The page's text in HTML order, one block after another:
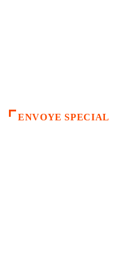
ENVOYE SPECIAL